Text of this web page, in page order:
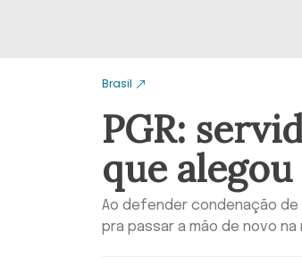
Brasil
PGR:
que
Ao defender condenação de
pra passar a mão de novo na